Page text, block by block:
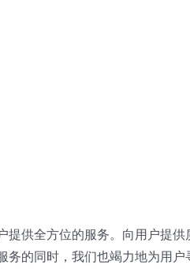
供全方位的服务。向用户提
的同时，我们也竭力地为用户